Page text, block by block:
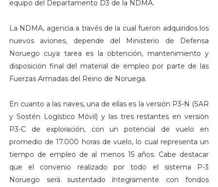
equipo del Departamento D3 de la NDMA.
La NDMA, agencia a través de la cual fueron adquiridos los
nuevos aviones, depende del Ministerio de Defensa
Noruego cuya tarea es la obtención, mantenimiento y
disposición final del material de empleo por parte de las
Fuerzas Armadas del Reino de Noruega.
En cuanto a las naves, una de ellas es la versión P3-N (SAR
y Sostén Logístico Móvil) y las tres restantes en versión
P3-C de exploración, con un potencial de vuelo en
promedio de 17.000 horas de vuelo, lo cual representa un
tiempo de empleo de al menos 15 años. Cabe destacar
que el convenio realizado por todo el sistema P-3
Noruego será sustentado íntegramente con fondos